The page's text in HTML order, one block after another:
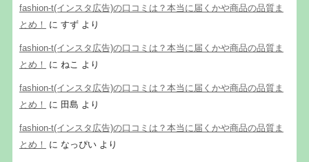
fashion-t(インスタ広告)の口コミは？本当に届くかや商品の品質ま
とめ！
に すずより
fashion-t(インスタ広告)の口コミは？本当に届くかや商品の品質ま
とめ！
に ねこ より
fashion-t(インスタ広告)の口コミは？本当に届くかや商品の品質ま
とめ！
に 田島 より
fashion-t(インスタ広告)の口コミは？本当に届くかや商品の品質ま
とめ！
に なっぴいより